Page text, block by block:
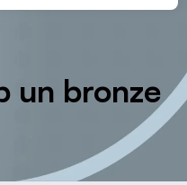
un bronze